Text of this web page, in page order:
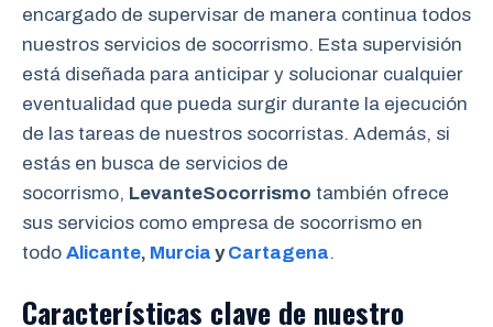
encargado de supervisar de manera continua todos
nuestros servicios de socorrismo. Esta supervisión
está diseñada para anticipar y solucionar cualquier
eventualidad que pueda surgir durante la ejecución
de las tareas de nuestros socorristas. Además, si
estás en busca de servicios de
socorrismo, LevanteSocorrismo también ofrece
sus servicios como empresa de socorrismo en
todo Alicante, Murcia yCartagena.
Características clave de nuestro